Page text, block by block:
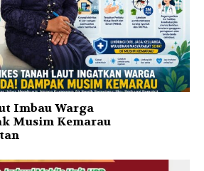
Imbau Warga
Musim Kemarau